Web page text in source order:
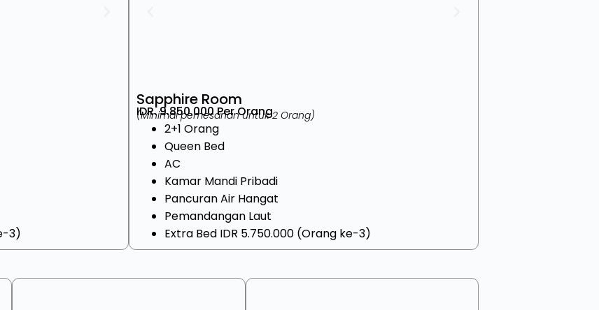
3)
Sapphire Room
IDR. 9.850.000 Per Orang
(Minimal pemesanan untuk 2 Orang)
2+1 Orang
Queen Bed
AC
Kamar Mandi Pribadi
Pancuran Air Hangat
Pemandangan Laut
Extra Bed IDR 5.750.000 (Orang ke-3)